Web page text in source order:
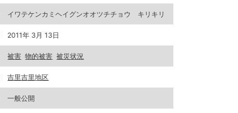
イワテケンカミヘイグンオオツチチョウ キリキリ
2011年 3月 13日
被害 物的被害 被災状況
吉里吉里地区
一般公開